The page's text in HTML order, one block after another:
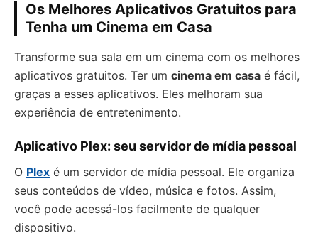
Os Melhores Aplicativos Gratuitos para
Tenha um Cinema em Casa
Transforme sua sala em um cinema com os melhores
aplicativos gratuitos. Ter um cinema em casa é fácil,
graças a esses aplicativos. Eles melhoram sua
experiência de entretenimento.
Aplicativo Plex: seu servidor de mídia pessoal
O Plex é um servidor de mídia pessoal. Ele organiza
seus conteúdos de vídeo, música e fotos. Assim,
você pode acessá-los facilmente de qualquer
dispositivo.